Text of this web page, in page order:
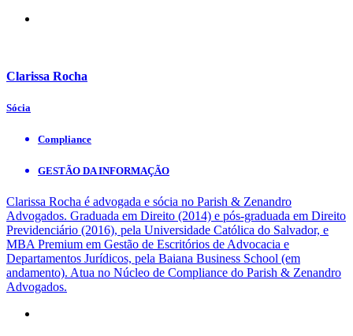
Clarissa Rocha
Sócia
Compliance
GESTÃO DA INFORMAÇÃO
Clarissa Rocha é advogada e sócia no Parish & Zenandro
Advogados. Graduada em Direito (2014) e pós-graduada em Direito
Previdenciário (2016), pela Universidade Católica do Salvador, e
MBA Premium em Gestão de Escritórios de Advocacia e
Departamentos Jurídicos, pela Baiana Business School (em
andamento). Atua no Núcleo de Compliance do Parish & Zenandro
Advogados.